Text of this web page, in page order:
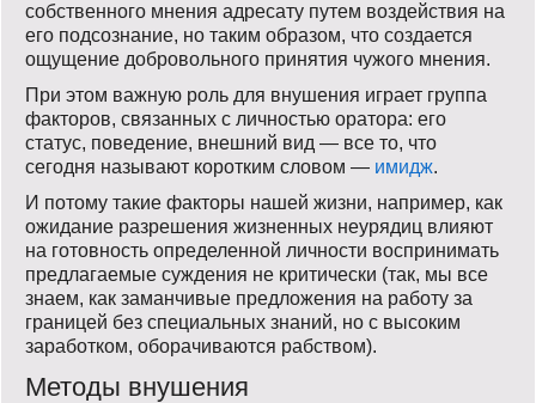
собственного мнения адресату путем воздействия на
его подсознание, но таким образом, что создается
ощущение добровольного принятия чужого мнения.
При этом важную роль для внушения играет группа
факторов, связанных с личностью оратора: его
статус, поведение, внешний вид — все то, что
сегодня называют коротким словом — имидж.
И потому такие факторы нашей жизни, например, как
ожидание разрешения жизненных неурядиц влияют
на готовность определенной личности воспринимать
предлагаемые суждения не критически (так, мы все
знаем, как заманчивые предложения на работу за
границей без специальных знаний, но с высоким
заработком, оборачиваются рабством).
Методы внушения